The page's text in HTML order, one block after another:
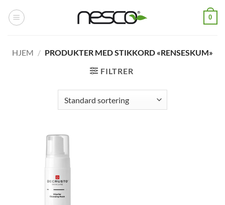
0
HJEM / PRODUKTER MED STIKKORD «RENSESKUM»
FILTRER